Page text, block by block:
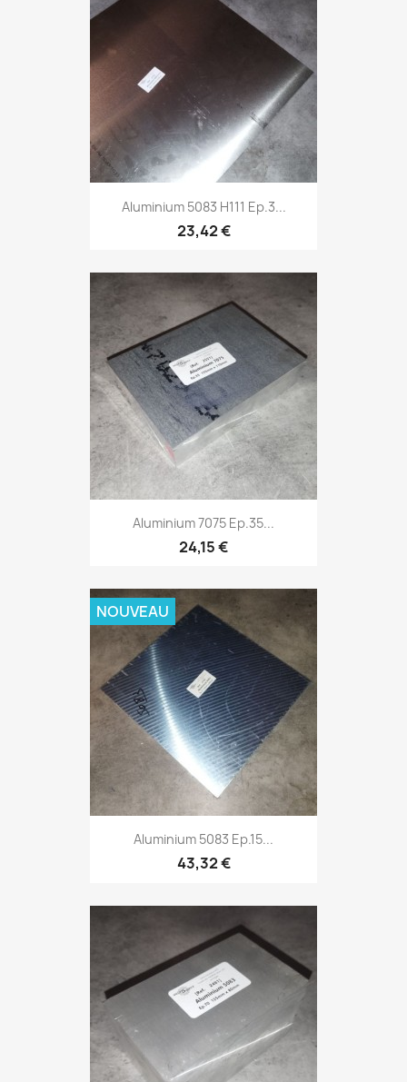
Aluminium 5083 H111 Ep.3...
23,42 €
Aluminium 7075 Ep.35...
24,15 €
Aluminium 5083 Ep.15...
43,32 €
NOUVEAU